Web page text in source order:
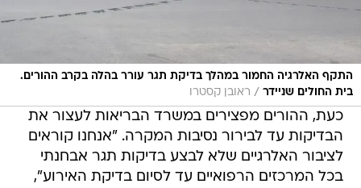
התקף האלרגיה החמור במהלך בדיקת תגר עורר בהלה בקרב ההורים.
בית החולים שניידר / ראובן קסטרו
כעת, ההורים מפצירים במשרד הבריאות לעצור את
הבדיקות עד לבירור נסיבות המקרה. "אנחנו קוראים
לציבור האלרגיים שלא לבצע בדיקות תגר אבחנתי
בכל המרכזים הרפואיים עד לסיום בדיקת האירוע",